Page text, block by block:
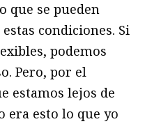
que se pueden
condiciones. Si
podemos
Pero, por el
estamos lejos de
era esto lo que yo